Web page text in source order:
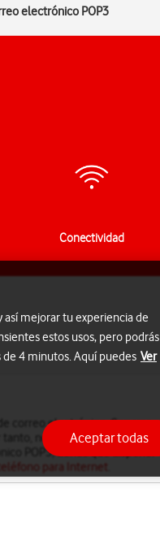
electrónico POP3
Conectividad
correo electrónico. Con una
no es posible acceder a
POP3, tienes que disponer
para Internet
así mejorar tu experiencia de
estos usos, pero podrás
4 minutos. Aquí puedes Ver
Aceptar todas